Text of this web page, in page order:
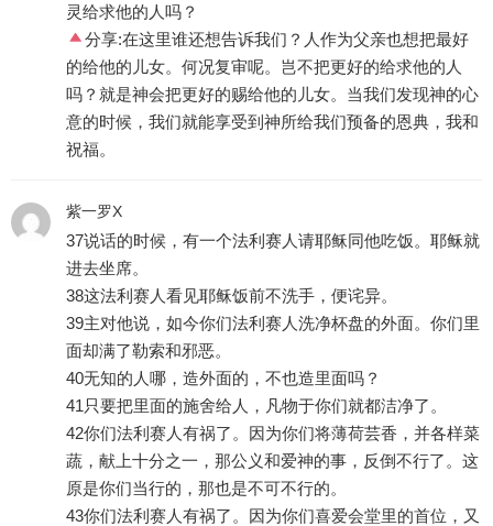
灵给求他的人吗？
分享:在这里谁还想告诉我们？人作为父亲也想把最好
的给他的儿女。何况复审呢。岂不把更好的给求他的人
吗？就是神会把更好的赐给他的儿女。当我们发现神的心
意的时候，我们就能享受到神所给我们预备的恩典，我和
祝福。
紫一罗X
37说话的时候，有一个法利赛人请耶稣同他吃饭。耶稣就
进去坐席。
38这法利赛人看见耶稣饭前不洗手，便诧异。
39主对他说，如今你们法利赛人洗净杯盘的外面。你们里
面却满了勒索和邪恶。
40无知的人哪，造外面的，不也造里面吗？
41只要把里面的施舍给人，凡物于你们就都洁净了。
42你们法利赛人有祸了。因为你们将薄荷芸香，并各样菜
蔬，献上十分之一，那公义和爱神的事，反倒不行了。这
原是你们当行的，那也是不可不行的。
43你们法利赛人有祸了。因为你们喜爱会堂里的首位，又